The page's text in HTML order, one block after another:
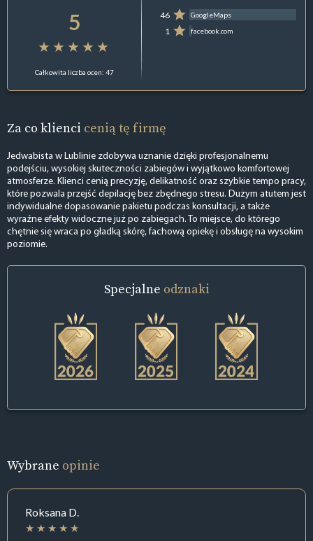
5
Całkowita liczba ocen: 47
46 GoogleMaps
1 facebook.com
Za co klienci cenią tę firmę
Jedwabista w Lublinie zdobywa uznanie dzięki profesjonalnemu
podejściu, wysokiej skuteczności zabiegów i wyjątkowo komfortowej
atmosferze. Klienci cenią precyzję, delikatność oraz szybkie tempo pracy,
które pozwala przejść depilację bez zbędnego stresu. Dużym atutem jest
indywidualne dopasowanie pakietu podczas konsultacji, a także
wyraźne efekty widoczne już po zabiegach. To miejsce, do którego
chętnie się wraca po gładką skórę, fachową opiekę i obsługę na wysokim
poziomie.
Specjalne odznaki
Wybrane opinie
Roksana D.